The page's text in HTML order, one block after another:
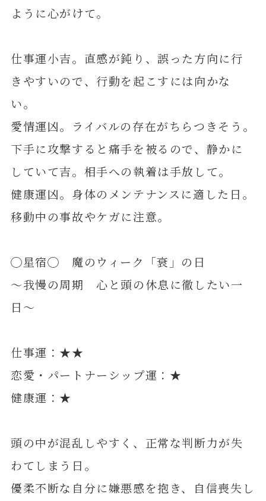
ように心がけて。
仕事運小吉。直感が鈍り、誤った方向に行
きやすいので、行動を起こすには向かな
い。
愛情運凶。ライバルの存在がちらつきそう。
下手に攻撃すると痛手を被るので、静かに
していて吉。相手への執着は手放して。
健康運凶。身体のメンテナンスに適した日。
移動中の事故やケガに注意。
◯星宿◯ 魔のウィーク「衰」の日
～我慢の周期 心と頭の休息に徹したい一
日～
仕事運：★★
恋愛・パートナーシップ運：★
健康運：★
頭の中が混乱しやすく、正常な判断力が失
わてしまう日。
優柔不断な自分に嫌悪感を抱き、自信喪失し